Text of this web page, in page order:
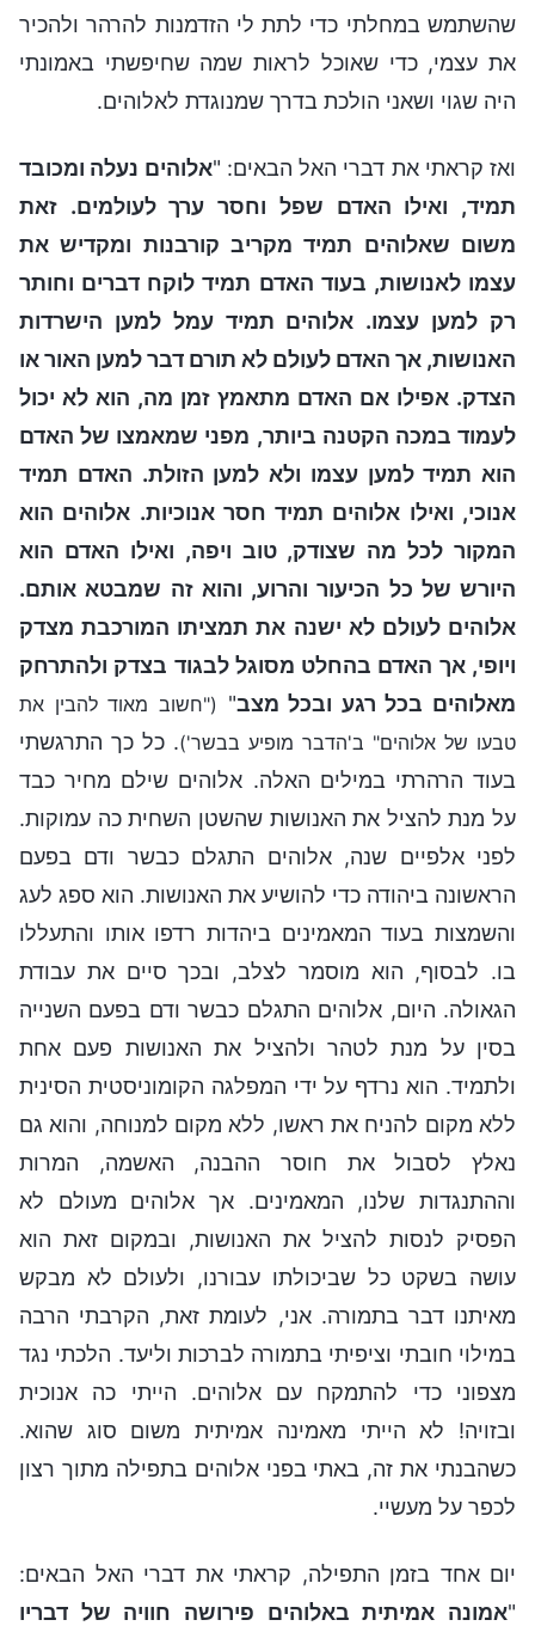
שהשתמש במחלתי כדי לתת לי הזדמנות להרהר ולהכיר
את עצמי, כדי שאוכל לראות שמה שחיפשתי באמונתי
היה שגוי ושאני הולכת בדרך שמנוגדת לאלוהים.
ואז קראתי את דברי האל הבאים: "אלוהים נעלה ומכובד
תמיד, ואילו האדם שפל וחסר ערך לעולמים. זאת
משום שאלוהים תמיד מקריב קורבנות ומקדיש את
עצמו לאנושות, בעוד האדם תמיד לוקח דברים וחותר
רק למען עצמו. אלוהים תמיד עמל למען הישרדות
האנושות, אך האדם לעולם לא תורם דבר למען האור או
הצדק. אפילו אם האדם מתאמץ זמן מה, הוא לא יכול
לעמוד במכה הקטנה ביותר, מפני שמאמצו של האדם
הוא תמיד למען עצמו ולא למען הזולת. האדם תמיד
אנוכי, ואילו אלוהים תמיד חסר אנוכיות. אלוהים הוא
המקור לכל מה שצודק, טוב ויפה, ואילו האדם הוא
היורש של כל הכיעור והרוע, והוא זה שמבטא אותם.
אלוהים לעולם לא ישנה את תמציתו המורכבת מצדק
ויופי, אך האדם בהחלט מסוגל לבגוד בצדק ולהתרחק
מאלוהים בכל רגע ובכל מצב" ("חשוב מאוד להבין את
טבעו של אלוהים" ב'הדבר מופיע בבשר'). כל כך התרגשתי
בעוד הרהרתי במילים האלה. אלוהים שילם מחיר כבד
על מנת להציל את האנושות שהשטן השחית כה עמוקות.
לפני אלפיים שנה, אלוהים התגלם כבשר ודם בפעם
הראשונה ביהודה כדי להושיע את האנושות. הוא ספג לעג
והשמצות בעוד המאמינים ביהדות רדפו אותו והתעללו
בו. לבסוף, הוא מוסמר לצלב, ובכך סיים את עבודת
הגאולה. היום, אלוהים התגלם כבשר ודם בפעם השנייה
בסין על מנת לטהר ולהציל את האנושות פעם אחת
ולתמיד. הוא נרדף על ידי המפלגה הקומוניסטית הסינית
ללא מקום להניח את ראשו, ללא מקום למנוחה, והוא גם
נאלץ לסבול את חוסר ההבנה, האשמה, המרות
וההתנגדות שלנו, המאמינים. אך אלוהים מעולם לא
הפסיק לנסות להציל את האנושות, ובמקום זאת הוא
עושה בשקט כל שביכולתו עבורנו, ולעולם לא מבקש
מאיתנו דבר בתמורה. אני, לעומת זאת, הקרבתי הרבה
במילוי חובתי וציפיתי בתמורה לברכות וליעד. הלכתי נגד
מצפוני כדי להתמקח עם אלוהים. הייתי כה אנוכית
ובזויה! לא הייתי מאמינה אמיתית משום סוג שהוא.
כשהבנתי את זה, באתי בפני אלוהים בתפילה מתוך רצון
לכפר על מעשיי.
יום אחד בזמן התפילה, קראתי את דברי האל הבאים:
"אמונה אמיתית באלוהים פירושה חוויה של דבריו